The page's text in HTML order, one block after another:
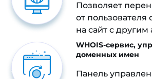
Позволяет
от пользователя
на сайт с
WHOIS-сервис,
доменных имен
Панель